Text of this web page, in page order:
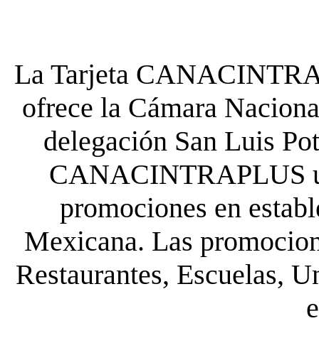
La Tarjeta
ofrece la Cámara
delegación San Luis
CANACINTRAPLUS
promociones en
Mexicana. Las
Restaurantes, Escuelas,